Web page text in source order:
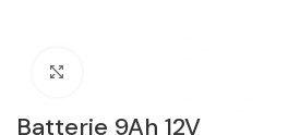
Batterie 9Ah 12V